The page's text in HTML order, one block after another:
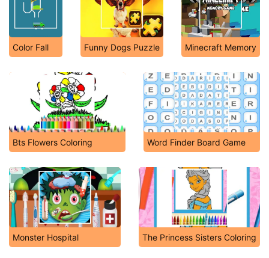
Color Fall Funny Dogs Puzzle Minecraft Memory
Bts Flowers Coloring Word Finder Board Game
Monster Hospital The Princess Sisters Coloring